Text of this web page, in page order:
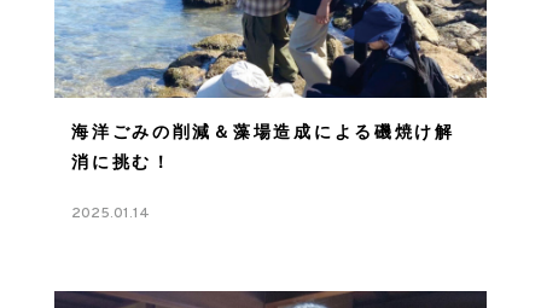
海洋ごみの削減＆藻場造成による磯焼け解
消に挑む！
2025.01.14